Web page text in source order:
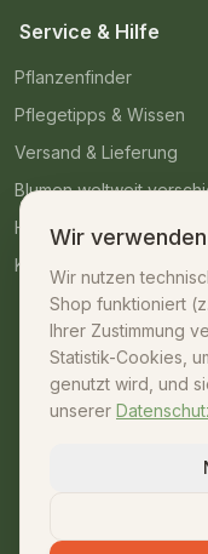
Service & Hilfe
Pflanzenfinder
Pflegetipps & Wissen
Versand & Lieferung
Blumen weltweit
Häufige Fragen
Kontakt
Kontakt
07042 – 23009
shop@unsere-
Wir
Wir nutzen
Shop funktioniert
Ihrer Zustimmung
Statistik-Cookies,
genutzt wird, und
unserer